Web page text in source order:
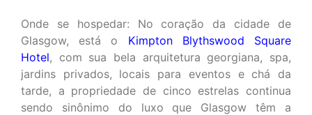
Onde se hospedar: No coração da cidade de
Glasgow, está o Kimpton Blythswood Square
Hotel, com sua bela arquitetura georgiana, spa,
jardins privados, locais para eventos e chá da
tarde, a propriedade de cinco estrelas continua
sendo sinônimo do luxo que Glasgow têm a